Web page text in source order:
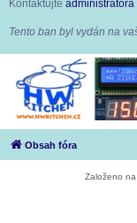
Kontaktujte administrátora
Tento ban byl vydán na
Obsah fóra
Založeno na